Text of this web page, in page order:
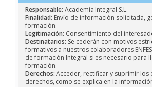
Responsable: Academia Integral S.L.
Finalidad: Envío de información solicitada,
formación.
Legitimación: Consentimiento del
Destinatarios: Se cederán con motivos
formativos a nuestros colaboradores
de formación Integral si es necesario para
formación.
Derechos: Acceder, rectificar y suprimir los
derechos, como se explica en la